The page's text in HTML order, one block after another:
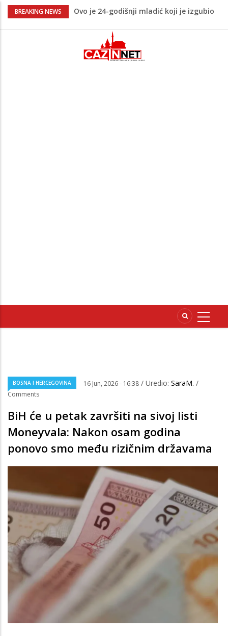
BREAKING NEWS
Ovo je 24-godišnji mladić koji je izgubio
Na Ahiret preselio LJUBIJANKIĆ (Hasan)
Na Ahiret preselio HALILOVIĆ (Smajil)
BOSNA I HERCEGOVINA 16 Jun, 2026 - 16:38 / Uredio: SaraM. /
Comments
BiH će u petak završiti na sivoj listi
Moneyvala: Nakon osam godina
ponovo smo među rizičnim državama